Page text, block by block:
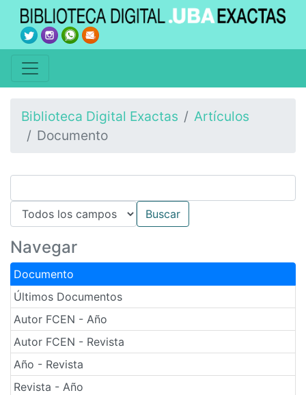
Biblioteca Digital Exactas
Artículos
Documento
Navegar
Documento
Últimos Documentos
Autor FCEN - Año
Autor FCEN - Revista
Año - Revista
Revista - Año